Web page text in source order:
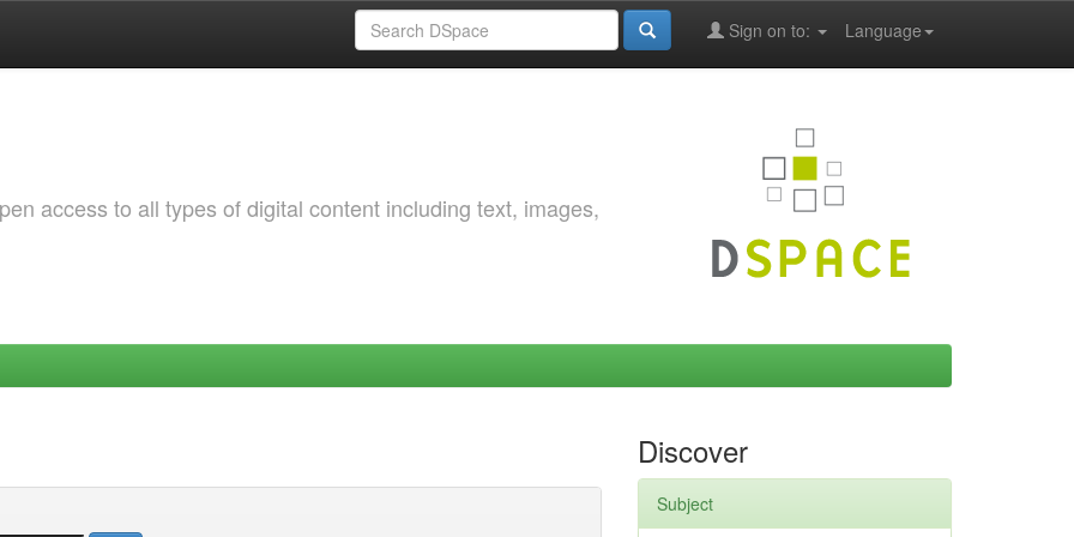
Language
Sign on to:
access to all types of digital content including text, images,
Discover
Subject